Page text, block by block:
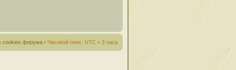
cookies форума • Часовой пояс: UTC + 3 часа